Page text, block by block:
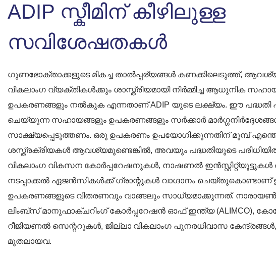
ADIP സ്കീമിന് കീഴിലുള്ള
സവിശേഷതകൾ
ഗുണഭോക്താക്കളുടെ മികച്ച താൽപ്പര്യങ്ങൾ കണക്കിലെടുത്ത്,
വികലാംഗ വ്യക്തികൾക്കും ശാസ്ത്രീയമായി നിർമ്മിച്ച ആധുനിക
ഉപകരണങ്ങളും നൽകുക എന്നതാണ് ADIP യുടെ ലക്ഷ്യം. ഈ പദ്ധതി
ചെയ്യുന്ന സഹായങ്ങളും ഉപകരണങ്ങളും സർക്കാർ
സാക്ഷ്യപ്പെടുത്തണം. ഒരു ഉപകരണം ഉപയോഗിക്കുന്നതിന് മുമ്പ്
ശസ്ത്രക്രിയകൾ ആവശ്യമുണ്ടെങ്കിൽ, അവയും പദ്ധതിയുടെ
വികലാംഗ വികസന കോർപ്പറേഷനുകൾ, നാഷണൽ ഇൻസ്റ്റിറ്റ്യൂട്ടുകൾ
നടപ്പാക്കൽ ഏജൻസികൾക്ക് ഗ്രാന്റുകൾ വാഗ്ദാനം
ഉപകരണങ്ങളുടെ വിതരണവും വാങ്ങലും സാധ്യമാക്കുന്നത്. നാരായൺ
ലിംബ്സ് മാനുഫാക്ചറിംഗ് കോർപ്പറേഷൻ ഓഫ് ഇന്ത്യ (ALIMCO),
റീജിയണൽ സെന്ററുകൾ, ജില്ലാ വികലാംഗ പുനരധിവാസ
മുതലായവ.